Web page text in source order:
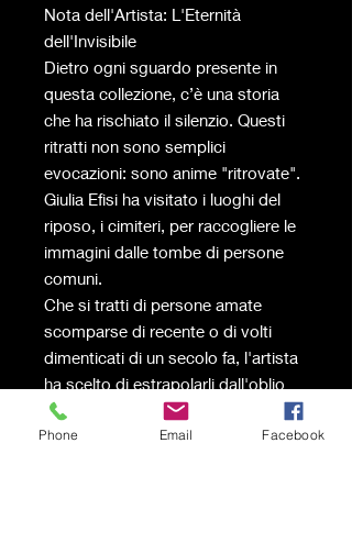
Nota dell'Artista: L'Eternità
dell'Invisibile
Dietro ogni sguardo presente in
questa collezione, c’è una storia
che ha rischiato il silenzio. Questi
ritratti non sono semplici
evocazioni: sono anime "ritrovate".
Giulia Efisi ha visitato i luoghi del
riposo, i cimiteri, per raccogliere le
immagini dalle tombe di persone
comuni.
Che si tratti di persone amate
scomparse di recente o di volti
dimenticati di un secolo fa, l'artista
ha scelto di estrapolarli dall'oblio
del marmo per riportarli alla luce.
Sono gli "invisibili", coloro che non
Phone Email Facebook